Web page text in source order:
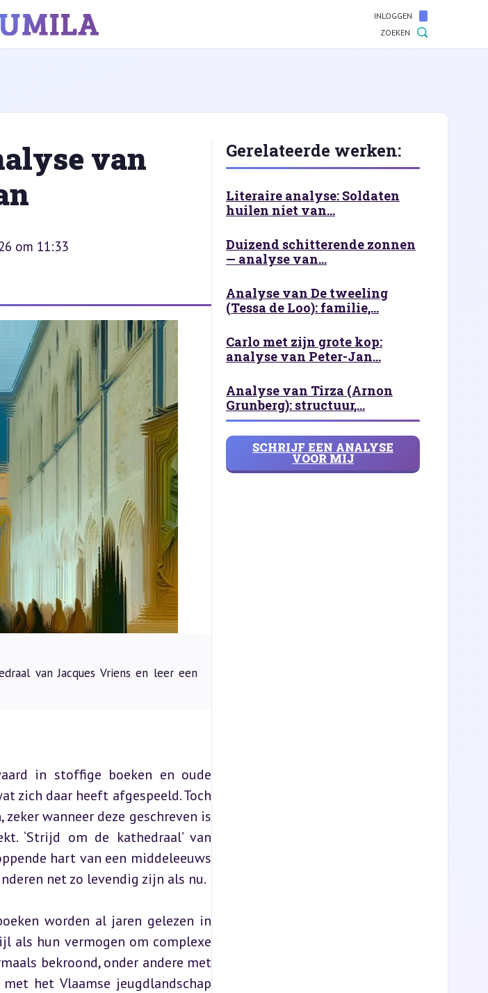
INLOGGEN
ZOEKEN
van
om 11:33
van Jacques Vriens en leer een
in stoffige boeken en oude
zich daar heeft afgespeeld. Toch
wanneer deze geschreven is
‘Strijd om de kathedraal’ van
hart van een middeleeuws
net zo levendig zijn als nu.
worden al jaren gelezen in
als hun vermogen om complexe
bekroond, onder andere met
het Vlaamse jeugdlandschap
Gerelateerde werken:
Literaire analyse: Soldaten
huilen niet van...
Duizend schitterende zonnen
— analyse van...
Analyse van De tweeling
(Tessa de Loo): familie,...
Carlo met zijn grote kop:
analyse van Peter-Jan...
Analyse van Tirza (Arnon
Grunberg): structuur,...
SCHRIJF EEN ANALYSE
VOOR MIJ